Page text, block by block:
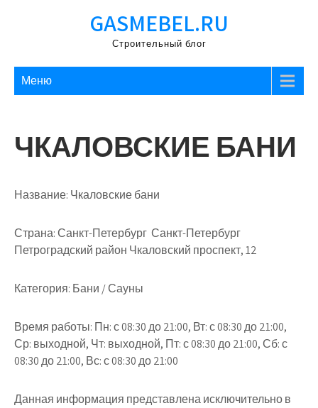
GASMEBEL.RU
Строительный блог
Меню
ЧКАЛОВСКИЕ БАНИ
Название: Чкаловские бани
Страна:Санкт-Петербург Санкт-Петербург
Петроградский район Чкаловский проспект, 12
Категория: Бани / Сауны
Время работы: Пн: с 08:30 до 21:00, Вт: с 08:30 до 21:00,
Ср: выходной, Чт: выходной, Пт: с 08:30 до 21:00, Сб: с
08:30 до 21:00, Вс: с 08:30 до 21:00
Данная информация представлена исключительно в